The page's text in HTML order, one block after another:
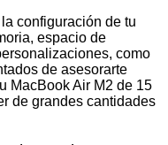
configuración de tu
espacio de
como
de asesorarte
MacBook Air M2 de 15
de grandes cantidades